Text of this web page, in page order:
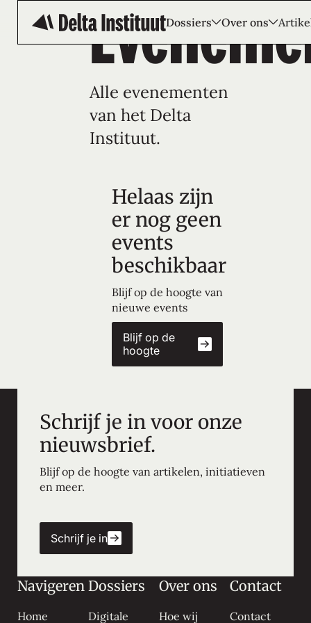
Dossiers Over ons
Alle evenementen
van het Delta
Instituut.
Helaas zijn
er nog geen
events
beschikbaar
Blijf op de hoogte van
nieuwe events
Blijf op de
hoogte
Schrijf je in voor onze
nieuwsbrief.
Blijf op de hoogte van artikelen, initiatieven
en meer.
Schrijf je in
Navigeren
Home
Dossiers
Digitale
Over ons
Hoe wij
Contact
Contact